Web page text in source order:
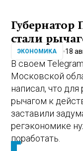
Губернатор
стали
ЭКОНОМИКА 18
В своем
Московской
написал, что
рычагом к
заставили
регэкономике
поработать.